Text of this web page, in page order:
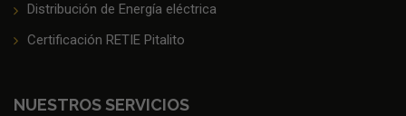
Distribución de Energía eléctrica
Certificación RETIE Pitalito
NUESTROS SERVICIOS